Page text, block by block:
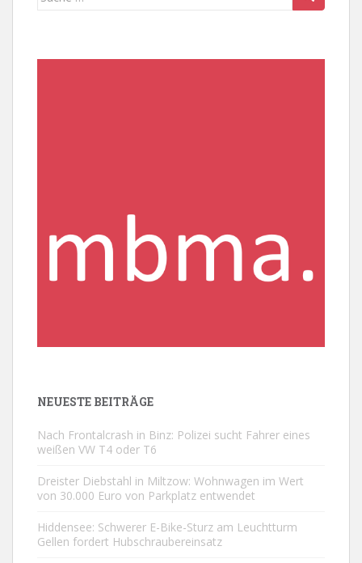
NEUESTE BEITRÄGE
Nach Frontalcrash in Binz: Polizei sucht Fahrer eines
weißen VW T4 oder T6
Dreister Diebstahl in Miltzow: Wohnwagen im Wert
von 30.000 Euro von Parkplatz entwendet
Hiddensee: Schwerer E-Bike-Sturz am Leuchtturm
Gellen fordert Hubschraubereinsatz